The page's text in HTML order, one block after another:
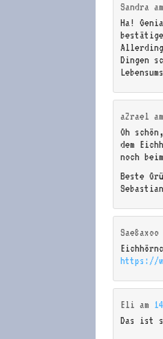
Sandra
Ha!
Dingen
aZrael
Oh
dem
noch
Beste
Sebastian
Sae8axoo
https://
Eli am
Das ist